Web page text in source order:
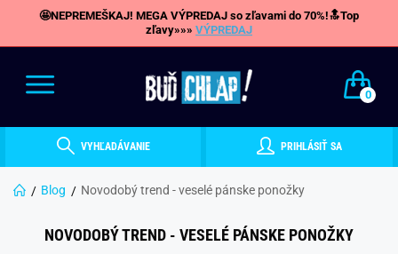
🤩NEPREMEŠKAJ! MEGA VÝPREDAJ so zľavami do 70%!🔝Top
zľavy»»» VÝPREDAJ
0
VYHĽADÁVANIE PRIHLÁSIŤ SA
Blog Novodobý trend - veselé pánske ponožky
NOVODOBÝ TREND - VESELÉ PÁNSKE PONOŽKY